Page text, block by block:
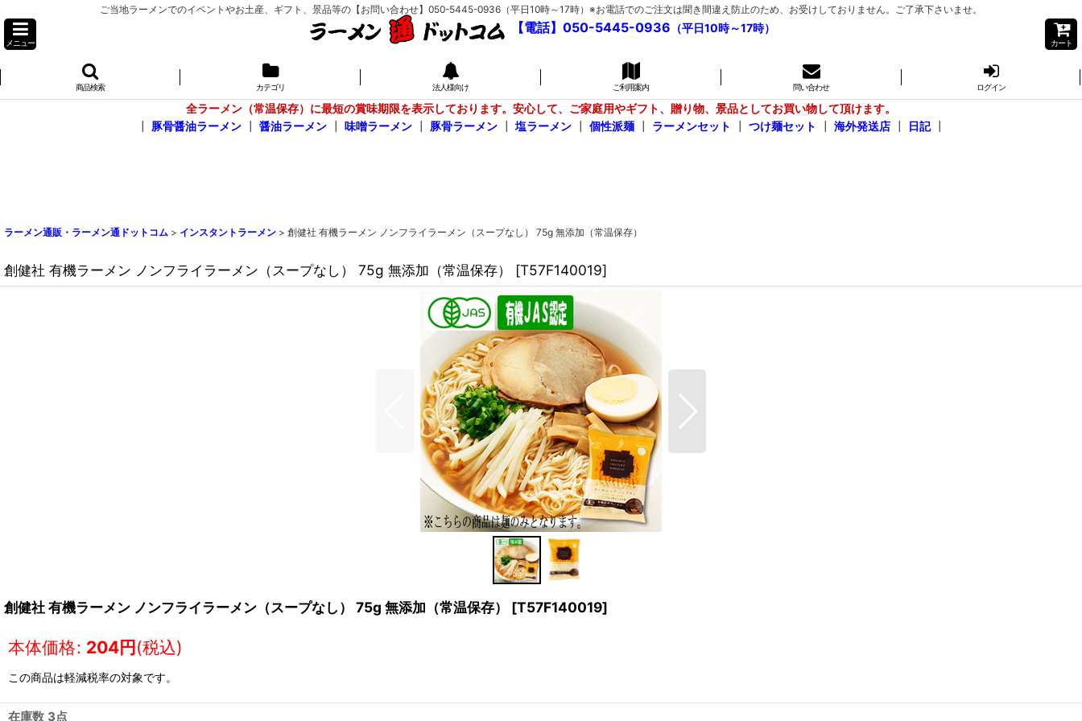
ご当地ラーメンでのイベントやお土産、ギフト、景品等の【お問い合わせ】050-5445-0936（平日10時～17時）※お電話でのご注文は聞き間違え防止のため、お受けしておりません。ご了承下さいませ。
メニュー
【電話】050-5445-0936 （平日10時～17時）
カート
商品検索 カテゴリ 法人様向け ご利用案内 問い合わせ ログイン
全ラーメン（常温保存）に最短の賞味期限を表示しております。安心して、ご家庭用やギフト、贈り物、景品としてお買い物して頂けます。
豚骨醤油ラーメン 醤油ラーメン 味噌ラーメン 豚骨ラーメン 塩ラーメン 個性派麺 ラーメンセット つけ麺セット 海外発送店 日記┃
ラーメン通販・ラーメン通ドットコム > インスタントラーメン > 創健社 有機ラーメン ノンフライラーメン（スープなし） 75g 無添加（常温保存）
創健社 有機ラーメン ノンフライラーメン（スープなし） 75g 無添加（常温保存） [T57F140019]
創健社 有機ラーメン ノンフライラーメン（スープなし） 75g 無添加（常温保存） [T57F140019]
本体価格: 204円 (税込)
この商品は軽減税率の対象です。
在庫数 3点